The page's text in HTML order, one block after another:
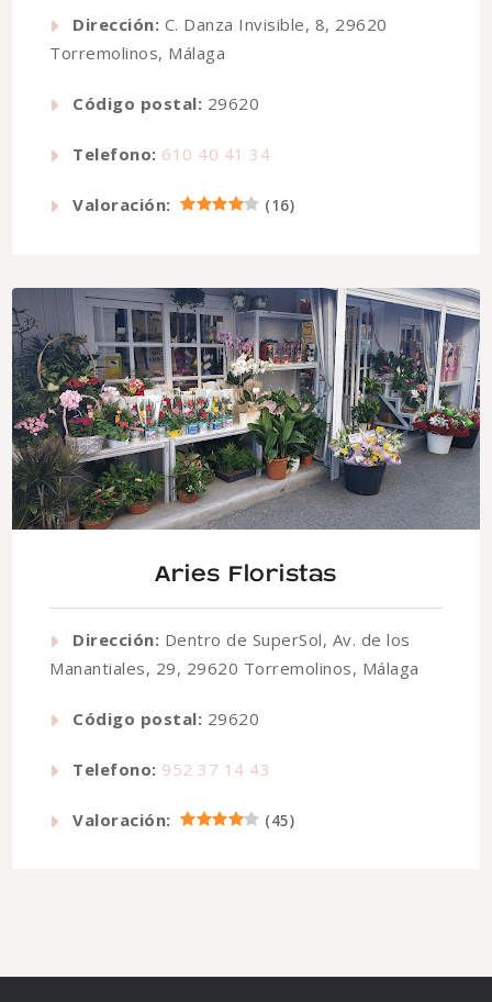
Dirección: C. Danza Invisible, 8, 29620
Torremolinos, Málaga
Código postal: 29620
Telefono: 610 40 41 34
Valoración: (16)
Aries Floristas
Dirección: Dentro de SuperSol, Av. de los
Manantiales, 29, 29620 Torremolinos, Málaga
Código postal: 29620
Telefono: 952 37 14 43
Valoración: (45)